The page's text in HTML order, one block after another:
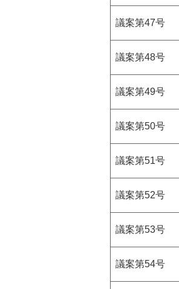
議案第47号
議案第48号
議案第49号
議案第50号
議案第51号
議案第52号
議案第53号
議案第54号